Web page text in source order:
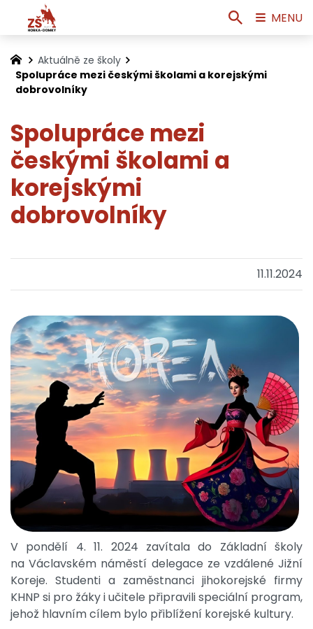
Aktuálně ze školy
Spolupráce mezi českými školami a korejskými
dobrovolníky
Spolupráce mezi
českými školami a
korejskými
dobrovolníky
11.11.2024
V pondělí 4. 11. 2024 zavítala do Základní školy
na Václavském náměstí delegace ze vzdálené Jižní
Koreje. Studenti a zaměstnanci jihokorejské firmy
KHNP si pro žáky i učitele připravili speciální program,
jehož hlavním cílem bylo přiblížení korejské kultury.
MENU